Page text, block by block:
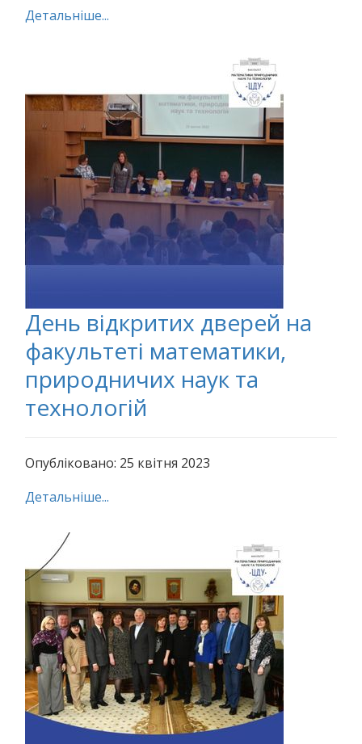
Детальніше...
День відкритих дверей на
факультеті математики,
природничих наук та
технологій
Опубліковано: 25 квітня 2023
Детальніше...